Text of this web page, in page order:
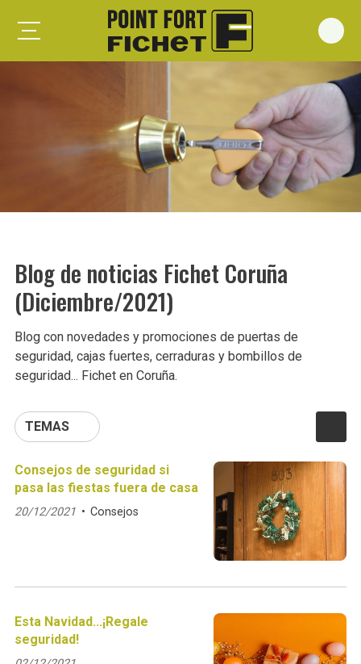
Foxeo HiS
Forges G375
Spheris Xp
Forstyl
Duo G071
Puertas trastero
Blog de noticias Fichet Coruña
(Diciembre/2021)
Blog con novedades y promociones de puertas de
seguridad, cajas fuertes, cerraduras y bombillos de
seguridad... Fichet en Coruña.
TEMAS
Consejos de seguridad si
pasa las fiestas fuera de casa
20/12/2021 Consejos
Esta Navidad...¡Regale
seguridad!